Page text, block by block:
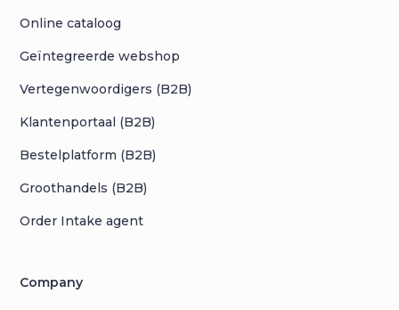
Online cataloog
Geïntegreerde webshop
Vertegenwoordigers (B2B)
Klantenportaal (B2B)
Bestelplatform (B2B)
Groothandels (B2B)
Order Intake agent
Company